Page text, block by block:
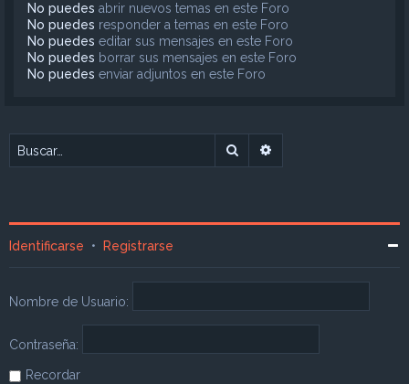
No puedes abrir nuevos temas en este Foro
No puedes responder a temas en este Foro
No puedes editar sus mensajes en este Foro
No puedes borrar sus mensajes en este Foro
No puedes enviar adjuntos en este Foro
Buscar
Identificarse • Registrarse
Nombre de Usuario:
Contraseña:
Recordar